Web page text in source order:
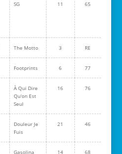
SG 11 65
The Motto 3 RE
Footprints 6 77
À Qui Dire
Qu'on Est
Seul
16 76
Douleur Je
Fuis
21 46
Gasolina 14 68